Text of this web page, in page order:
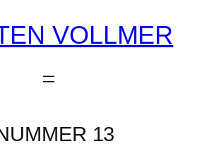
VOLLMER
13